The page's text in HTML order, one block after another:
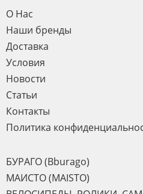
О Нас
Наши бренды
Доставка
Условия
Новости
Статьи
Контакты
Политика
БУРАГО (Bburago)
МАИСТО (MAISTO)